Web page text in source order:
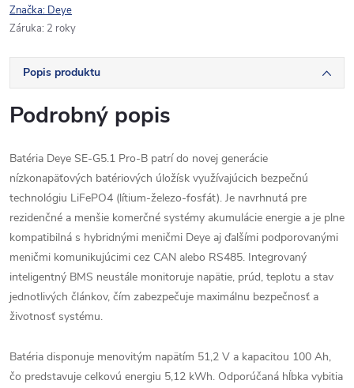
Značka: Deye
Záruka: 2 roky
Popis produktu
Podrobný popis
Batéria Deye SE-G5.1 Pro-B patrí do novej generácie
nízkonapäťových batériových úložísk využívajúcich bezpečnú
technológiu LiFePO4 (lítium-železo-fosfát). Je navrhnutá pre
rezidenčné a menšie komerčné systémy akumulácie energie a je plne
kompatibilná s hybridnými meničmi Deye aj ďalšími podporovanými
meničmi komunikujúcimi cez CAN alebo RS485. Integrovaný
inteligentný BMS neustále monitoruje napätie, prúd, teplotu a stav
jednotlivých článkov, čím zabezpečuje maximálnu bezpečnosť a
životnosť systému.
Batéria disponuje menovitým napätím 51,2 V a kapacitou 100 Ah,
čo predstavuje celkovú energiu 5,12 kWh. Odporúčaná hĺbka vybitia